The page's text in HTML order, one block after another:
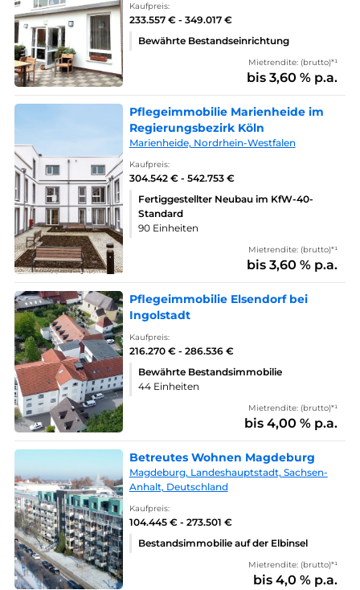
Kaufpreis:
233.557 € - 349.017 €
Bewährte Bestandseinrichtung
Mietrendite: (brutto)*¹
bis 3,60 % p.a.
Pflegeimmobilie Marienheide im
Regierungsbezirk Köln
Marienheide, Nordrhein-Westfalen
Kaufpreis:
304.542 € - 542.753 €
Fertiggestellter Neubau im KfW-40-
Standard
90 Einheiten
Mietrendite: (brutto)*¹
bis 3,60 % p.a.
Pflegeimmobilie Elsendorf bei
Ingolstadt
Kaufpreis:
216.270 € - 286.536 €
Bewährte Bestandsimmobilie
44 Einheiten
Mietrendite: (brutto)*¹
bis 4,00 % p.a.
Betreutes Wohnen Magdeburg
Magdeburg, Landeshauptstadt, Sachsen-
Anhalt, Deutschland
Kaufpreis:
104.445 € - 273.501 €
Bestandsimmobilie auf der Elbinsel
Mietrendite: (brutto)*¹
bis 4,0 % p.a.